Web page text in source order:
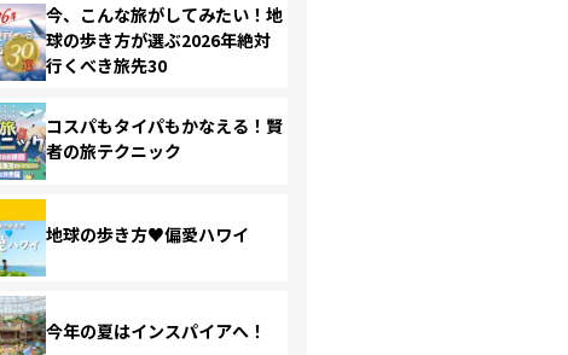
今、こんな旅がしてみたい！地
球の歩き方が選ぶ2026年絶対
行くべき旅先30
コスパもタイパもかなえる！賢
者の旅テクニック
地球の歩き方♥偏愛ハワイ
今年の夏はインスパイアへ！